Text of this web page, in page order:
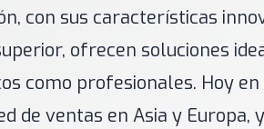
con sus características
ofrecen soluciones
como profesionales. Hoy
de ventas en Asia y Europa,